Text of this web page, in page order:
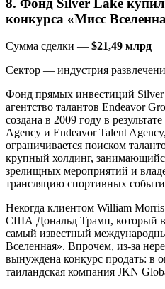
конкурса «Мисс
Сумма сделки — $21,49 млрд
Сектор — индустрия
Фонд прямых инвестиций Silver
агентство талантов Endeavor
создана в 2009 году в
Agency и Endeavor Talent
ограничивается поиском
крупный холдинг,
зрелищных мероприятий и
трансляцию спортивных
Некогда клиентом William
США Дональд Трамп, который в
самый известный
Вселенная». Впрочем, из-за
вынуждена конкурс продать: в
таиландская компания JKN